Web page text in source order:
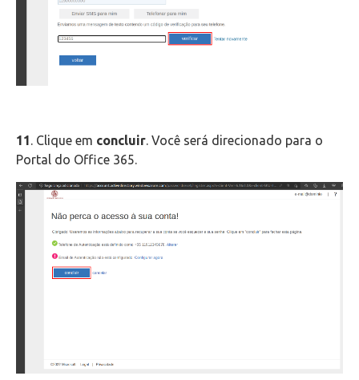
11 . Clique em concluir. Você será direcionado para o
Portal do Office 365.